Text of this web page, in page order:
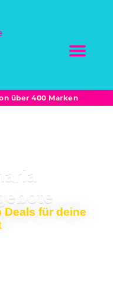
über 400 Marken
Deals für deine